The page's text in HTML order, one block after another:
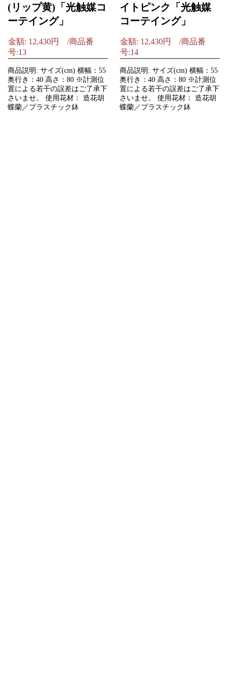
(リップ黄)「光触媒コ
ーテイング」
金額: 12,430円 /商品番
号:13
商品説明: サイズ(cm) 横幅：55
奥行き：40 高さ：80 ※計測位
置による若干の誤差はご了承下
さいませ。 使用花材： 造花胡
蝶蘭／プラスチック鉢
イトピンク「光触媒
コーテイング」
金額: 12,430円 /商品番
号:14
商品説明: サイズ(cm) 横幅：55
奥行き：40 高さ：80 ※計測位
置による若干の誤差はご了承下
さいませ。 使用花材： 造花胡
蝶蘭／プラスチック鉢